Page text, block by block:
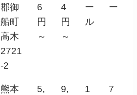
郡御
船町
高木
2721
-2
6
円
～
4
円
～
ー
ル
ー
熊本
5,
9,
1
7